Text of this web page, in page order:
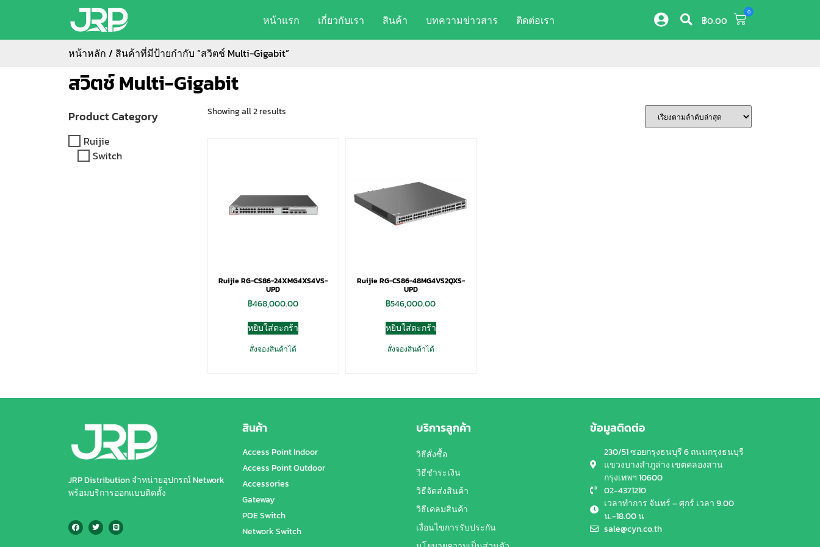
หน้าแรก เกี่ยวกับเรา สินค้า บทความข่าวสาร ติดต่อเรา ฿0.00
0
หน้าหลัก / สินค้าที่มีป้ายกำกับ “สวิตช์ Multi-Gigabit”
สวิตช์ Multi-Gigabit
Product Category
Ruijie
Switch
Showing all 2 results
Ruijie RG-CS86-24XMG4XS4VS-
UPD
฿468,000.00
หยิบใส่ตะกร้า
สั่งจองสินค้าได้
Ruijie RG-CS86-48MG4VS2QXS-
UPD
฿546,000.00
หยิบใส่ตะกร้า
สั่งจองสินค้าได้
JRP Distribution จำหน่ายอุปกรณ์ Network
พร้อมบริการออกแบบติดตั้ง
สินค้า
Access Point Indoor
Access Point Outdoor
Accessories
Gateway
POE Switch
Network Switch
บริการลูกค้า
วิธีสั่งซื้อ
วิธีชำระเงิน
วิธีจัดส่งสินค้า
วิธีเคลมสินค้า
เงื่อนไขการรับประกัน
ข้อมูลติดต่อ
230/51 ซอยกรุงธนบุรี 6 ถนนกรุงธนบุรี
แขวงบางลำภูล่าง เขตคลองสาน
กรุงเทพฯ 10600
02-4371210
เวลาทำการ จันทร์ – ศุกร์ เวลา 9.00
น.-18.00 น
sale@cyn.co.th